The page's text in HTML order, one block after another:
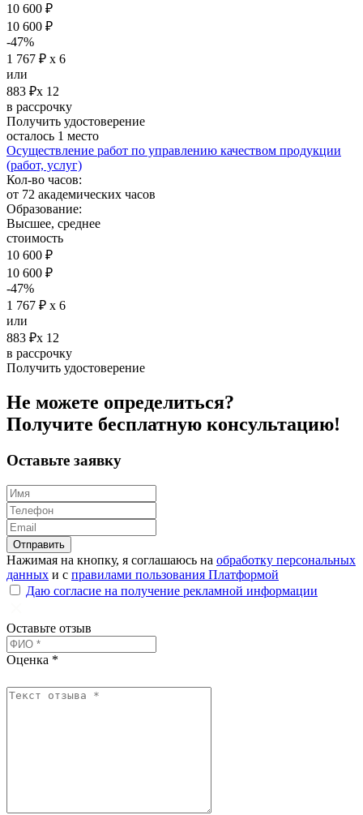
10 600 ₽
10 600 ₽
-47%
1 767 ₽ х 6
или
883 ₽х 12
в рассрочку
Получить удостоверение
осталось 1 место
Осуществление работ по управлению качеством продукции
(работ, услуг)
Кол-во часов:
от 72 академических часов
Образование:
Высшее, среднее
стоимость
10 600 ₽
10 600 ₽
-47%
1 767 ₽ х 6
или
883 ₽х 12
в рассрочку
Получить удостоверение
Не можете определиться?
Получите бесплатную консультацию!
Оставьте заявку
Отправить
Нажимая на кнопку, я соглашаюсь на обработку персональных
данных и с правилами пользования Платформой
Даю согласие на получение рекламной информации
Оставьте отзыв
Оценка *